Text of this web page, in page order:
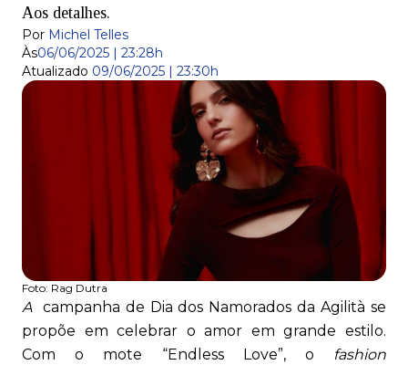
Aos detalhes.
Por Michel Telles
Às06/06/2025 | 23:28h
Atualizado 09/06/2025 | 23:30h
Foto: Rag Dutra
A campanha de Dia dos Namorados da Agilità se
propõe em celebrar o amor em grande estilo.
Com o mote “Endless Love”, o fashion